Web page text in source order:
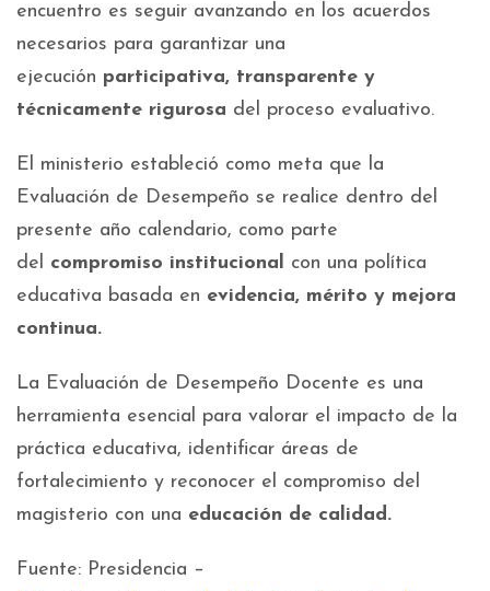
encuentro es seguir avanzando en los acuerdos
necesarios para garantizar una
ejecución participativa, transparente y
técnicamente rigurosa del proceso evaluativo.
El ministerio estableció como meta que la
Evaluación de Desempeño se realice dentro del
presente año calendario, como parte
del compromiso institucional con una política
educativa basada en evidencia, mérito y mejora
continua.
La Evaluación de Desempeño Docente es una
herramienta esencial para valorar el impacto de la
práctica educativa, identificar áreas de
fortalecimiento y reconocer el compromiso del
magisterio con una educación de calidad.
Fuente: Presidencia –